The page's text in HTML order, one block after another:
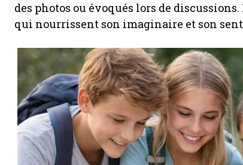
des photos ou évoqués lors de
qui nourrissent son imaginaire et son